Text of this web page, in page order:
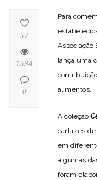
Para
Associação
lança uma
alimentos.
A coleção
cartazes
em
algumas
foram
57
1534
0